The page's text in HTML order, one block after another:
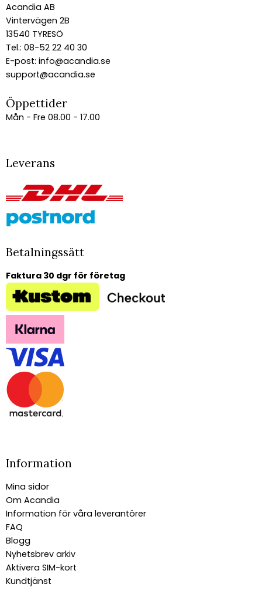
Acandia AB
Vintervägen 2B
13540 TYRESÖ
Tel.: 08-52 22 40 30
E-post: info@acandia.se
support@acandia.se
Öppettider
Mån - Fre 08.00 - 17.00
Leverans
Betalningssätt
Faktura 30 dgr för företag
Information
Mina sidor
Om Acandia
Information för våra leverantörer
FAQ
Blogg
Nyhetsbrev arkiv
Aktivera SIM-kort
Kundtjänst